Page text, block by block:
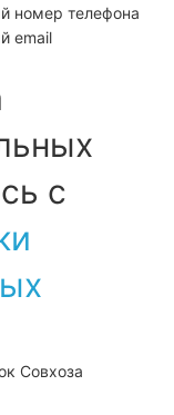
номер телефона
email
с
Совхоза